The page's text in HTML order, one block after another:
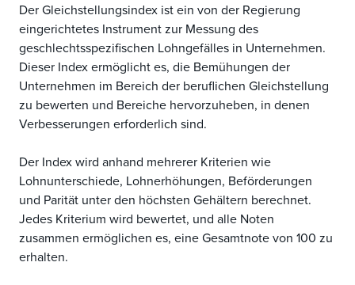
Der Gleichstellungsindex ist ein von der Regierung
eingerichtetes Instrument zur Messung des
geschlechtsspezifischen Lohngefälles in Unternehmen.
Dieser Index ermöglicht es, die Bemühungen der
Unternehmen im Bereich der beruflichen Gleichstellung
zu bewerten und Bereiche hervorzuheben, in denen
Verbesserungen erforderlich sind.
Der Index wird anhand mehrerer Kriterien wie
Lohnunterschiede, Lohnerhöhungen, Beförderungen
und Parität unter den höchsten Gehältern berechnet.
Jedes Kriterium wird bewertet, und alle Noten
zusammen ermöglichen es, eine Gesamtnote von 100 zu
erhalten.